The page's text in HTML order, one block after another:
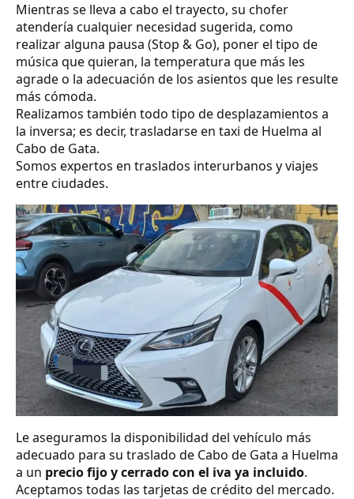
Mientras se lleva a cabo el trayecto, su chofer
atendería cualquier necesidad sugerida, como
realizar alguna pausa (Stop & Go), poner el tipo de
música que quieran, la temperatura que más les
agrade o la adecuación de los asientos que les resulte
más cómoda.
Realizamos también todo tipo de desplazamientos a
la inversa; es decir, trasladarse en taxi de Huelma al
Cabo de Gata.
Somos expertos en traslados interurbanos y viajes
entre ciudades.
Le aseguramos la disponibilidad del vehículo más
adecuado para su traslado de Cabo de Gata a Huelma
a un precio fijo y cerrado con el iva ya incluido.
Aceptamos todas las tarjetas de crédito del mercado.